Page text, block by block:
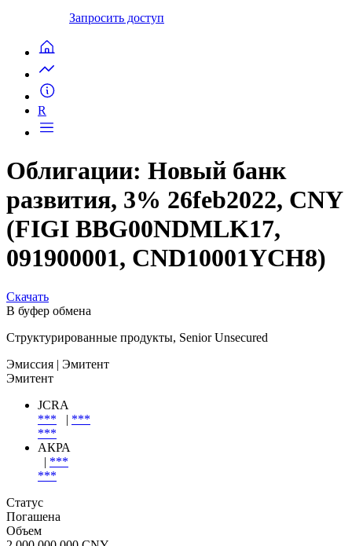
Запросить доступ
R
Облигации: Новый банк
развития, 3% 26feb2022, CNY
(FIGI BBG00NDMLK17,
091900001, CND10001YCH8)
Скачать
В буфер обмена
Структурированные продукты, Senior Unsecured
Эмиссия | Эмитент
Эмитент
JCRA
***
| ***
***
АКРА
| ***
***
Статус
Погашена
Объем